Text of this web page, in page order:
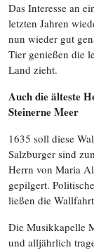
Das Interesse an
letzten Jahren
nun wieder gut
Tier genießen die
Land zieht.
Auch die älteste
Steinerne Meer
1635 soll diese
Salzburger sind
Herrn von Maria
gepilgert.
ließen die
Die Musikkapelle
und alljährlich